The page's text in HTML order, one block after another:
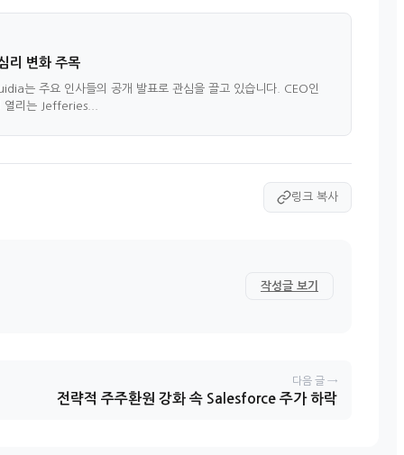
리 변화 주목
는 주요 인사들의 공개 발표로 관심을 끌고 있습니다. CEO인
리는 Jefferies...
링크 복사
작성글 보기
다음 글 →
전략적 주주환원 강화 속 Salesforce 주가 하락